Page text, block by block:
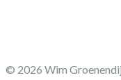
© 2026 Wim